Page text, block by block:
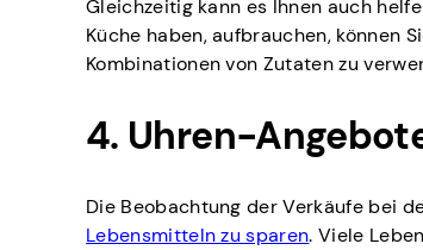
Gleichzeitig kann es Ihnen auch
Küche haben, aufbrauchen, können
Kombinationen von Zutaten zu
4. Uhren-
Die Beobachtung der Verkäufe bei
Lebensmitteln zu sparen. Viele